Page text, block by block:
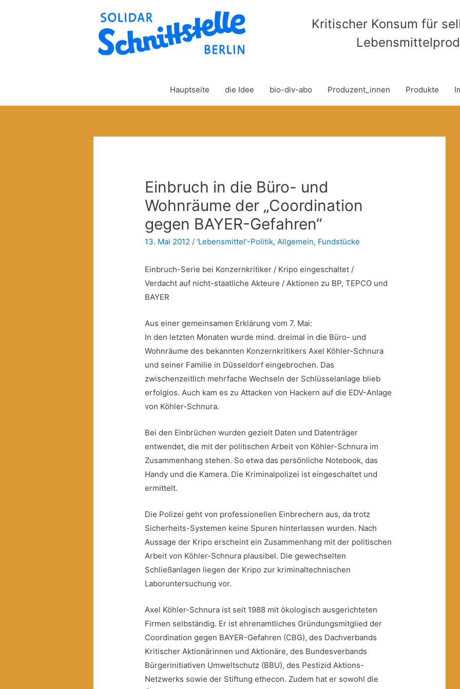
Kritischer Konsum für
Hauptseite die Idee bio-div-abo Produzent_innen Produkte
Einbruch in die Büro- und
Wohnräume der „Coordination
gegen BAYER-Gefahren“
13. Mai 2012 / 'Lebensmittel'-Politik,Allgemein, Fundstücke
Einbruch-Serie bei Konzernkritiker / Kripo eingeschaltet /
Verdacht auf nicht-staatliche Akteure / Aktionen zu BP, TEPCO und
BAYER
Aus einer gemeinsamen Erklärung vom 7. Mai:
In den letzten Monaten wurde mind. dreimal in die Büro- und
Wohnräume des bekannten Konzernkritikers Axel Köhler-Schnura
und seiner Familie in Düsseldorf eingebrochen. Das
zwischenzeitlich mehrfache Wechseln der Schlüsselanlage blieb
erfolglos. Auch kam es zu Attacken von Hackern auf die EDV-Anlage
von Köhler-Schnura.
Bei den Einbrüchen wurden gezielt Daten und Datenträger
entwendet, die mit der politischen Arbeit von Köhler-Schnura im
Zusammenhang stehen. So etwa das persönliche Notebook, das
Handy und die Kamera. Die Kriminalpolizei ist eingeschaltet und
ermittelt.
Die Polizei geht von professionellen Einbrechern aus, da trotz
Sicherheits-Systemen keine Spuren hinterlassen wurden. Nach
Aussage der Kripo erscheint ein Zusammenhang mit der politischen
Arbeit von Köhler-Schnura plausibel. Die gewechselten
Schließanlagen liegen der Kripo zur kriminaltechnischen
Laboruntersuchung vor.
Axel Köhler-Schnura ist seit 1988 mit ökologisch ausgerichteten
Firmen selbständig. Er ist ehrenamtliches Gründungsmitglied der
Coordination gegen BAYER-Gefahren (CBG), des Dachverbands
Kritischer Aktionärinnen und Aktionäre, des Bundesverbands
Bürgerinitiativen Umweltschutz (BBU), des Pestizid Aktions-
Netzwerks sowie der Stiftung ethecon. Zudem hat er sowohl die